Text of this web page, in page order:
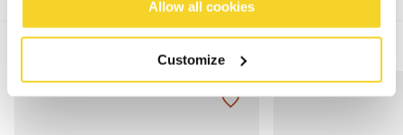
Allow all cookies
Customize
MIX & MATCH